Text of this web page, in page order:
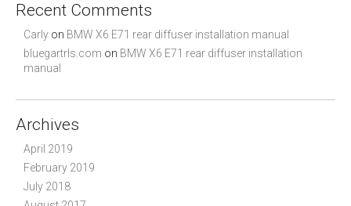
Recent Comments
Carly on BMW X6 E71 rear diffuser installation manual
bluegartrls.com on BMW X6 E71 rear diffuser installation
manual
Archives
April 2019
February 2019
July 2018